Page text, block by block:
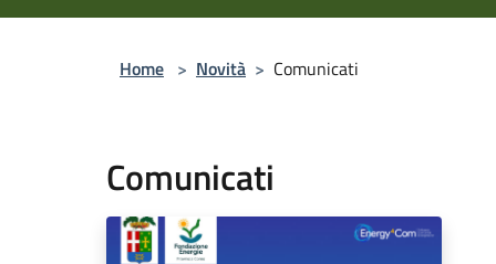
Home > Novità > Comunicati
Comunicati